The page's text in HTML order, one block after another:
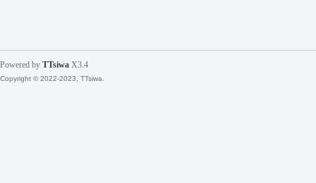
Powered by TTsiwa X3.4
Copyright © 2022-2023, TTsiwa.